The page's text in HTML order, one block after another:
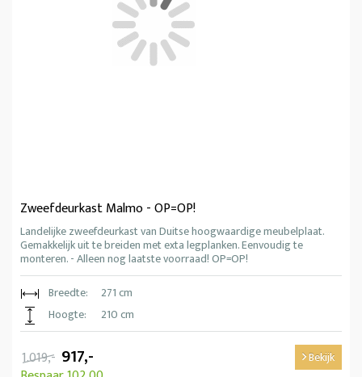
Zweefdeurkast Malmo - OP=OP!
Landelijke zweefdeurkast van Duitse hoogwaardige meubelplaat.
Gemakkelijk uit te breiden met exta legplanken. Eenvoudig te
monteren. - Alleen nog laatste voorraad! OP=OP!
Breedte:
271 cm
Hoogte:
210 cm
1.019,- 917,- Bekijk